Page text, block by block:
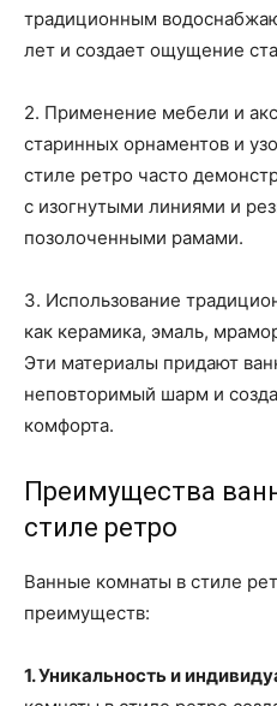
традиционным
лет и создает ощущение
2. Применение мебели и
старинных орнаментов и
стиле ретро часто
с изогнутыми линиями и
позолоченными рамами.
3. Использование
как керамика, эмаль,
Эти материалы придают
неповторимый шарм и
комфорта.
Преимущества
стиле ретро
Ванные комнаты в стиле
преимуществ:
1. Уникальность и